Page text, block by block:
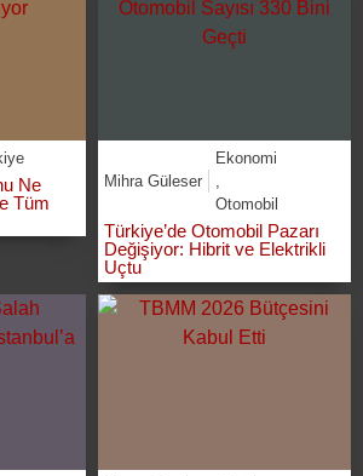
Ne
Tüm
Mihra Güleser
Ekonomi
Otomobil
Türkiye’de Otomobil Pazarı
Değişiyor: Hibrit ve Elektrikli
Uçtu